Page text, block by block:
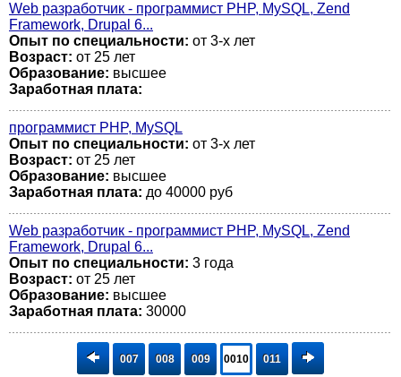
Web разработчик - программист PHP, MySQL, Zend
Framework, Drupal 6...
Опыт по специальности: от 3-х лет
Возраст: от 25 лет
Образование: высшее
Заработная плата:
программист PHP, MySQL
Опыт по специальности: от 3-х лет
Возраст: от 25 лет
Образование: высшее
Заработная плата: до 40000 руб
Web разработчик - программист PHP, MySQL, Zend
Framework, Drupal 6...
Опыт по специальности: 3 года
Возраст: от 25 лет
Образование: высшее
Заработная плата: 30000
007 008 009 0010 011